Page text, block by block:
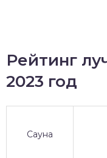
Рейтинг
2023 год
Сауна